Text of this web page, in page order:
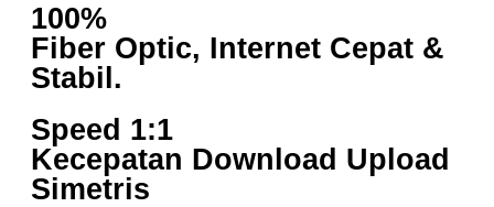
100%
Fiber Optic, Internet Cepat &
Stabil.
Speed 1:1
Kecepatan Download Upload
Simetris